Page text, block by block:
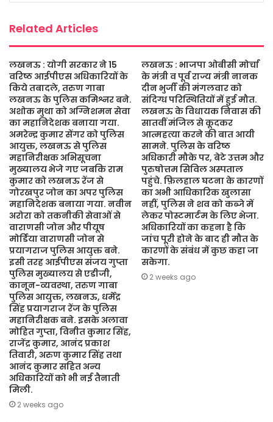
Related Articles
लखनऊ : योगी सरकार ने 15
वरिष्ठ आईपीएस अधिकारियों के
किये तबादले, तरुण गाबा
लखनऊ के पुलिस कमिश्नर बने.
अशोक मुथा को अग्निशमन सेवा
का महानिदेशक बनाया गया.
अमरेन्द्र कुमार सेंगर को पुलिस
आयुक्त, लखनऊ से पुलिस
महानिरीक्षक अभिसूचना
मुख्यालय भेजे गए जबकि राम
कुमार को लखनऊ रेंज से
गोरखपुर जोन का अपर पुलिस
महानिदेशक बनाया गया. नवीन
अरोरा को तकनीकी सेवाओं से
वाराणसी जोन और पीयूष
मोर्डिया वाराणसी जोन से
प्रयागराज पुलिस आयुक्त बने.
इसी तरह आईपीएस संजय गुप्ता
पुलिस मुख्यालय से एडीजी,
कानून-व्यवस्था, तरुण गाबा
पुलिस आयुक्त, लखनऊ, धर्मेंद्र
सिंह प्रयागराज रेंज के पुलिस
महानिरीक्षक बने. इसके अलावा
मोहित गुप्ता, विनीत कुमार सिंह,
राजेंद्र कुमार, आनंद प्रकाश
तिवारी, अरुण कुमार सिंह तथा
आनंद कुमार सहित अन्य
अधिकारियों को भी नई तैनाती
मिली.
2 weeks ago
लखनऊ : भाजपा ओबीसी मोर्चा
के मंत्री व पूर्व राज्य मंत्री नानक
दीन भुर्जी की मंगलवार को
संदिग्ध परिस्थितियों में हुई मौत.
लखनऊ के विधायक निवास की
सातवीं मंजिल से कूदकर
आत्महत्या करने की बात आयी
सामने. पुलिस के वरिष्ठ
अधिकारी मौके पर, बेटे उत्तम और
पुरुषोत्तम सिविल अस्पताल
पहुंचे. फ़िलहाल घटना के कारणों
का अभी आधिकारिक खुलासा
नहीं, पुलिस ने शव को कब्जे में
लेकर पोस्टमार्टम के लिए भेजा.
अधिकारियों का कहना है कि
जांच पूरी होने के बाद ही मौत के
कारणों के संबंध में कुछ कहा जा
सकेगा.
2 weeks ago